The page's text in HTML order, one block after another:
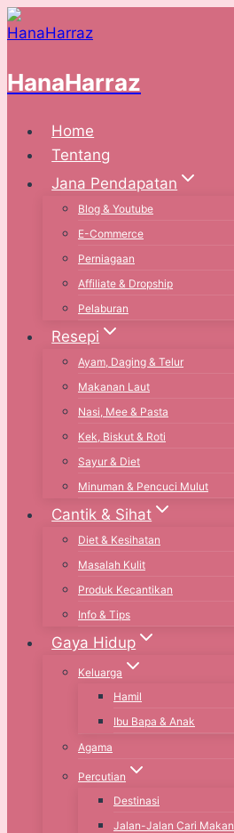
Skip
to
HanaHarraz
Home
Tentang
Jana Pendapatan
Blog & Youtube
E-Commerce
Perniagaan
Affiliate & Dropship
Pelaburan
Resepi
Ayam, Daging & Telur
Makanan Laut
Nasi, Mee & Pasta
Kek, Biskut & Roti
Sayur & Diet
Minuman & Pencuci Mulut
Cantik & Sihat
Diet & Kesihatan
Masalah Kulit
Produk Kecantikan
Info & Tips
Gaya Hidup
Keluarga
Hamil
Ibu Bapa & Anak
Agama
Percutian
Destinasi
Jalan-Jalan Cari Makan